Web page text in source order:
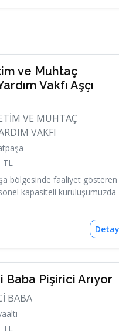
ve Muhtaç
Vakfı Aşçı
VE MUHTAÇ
VAKFI
bölgesinde faaliyet gösteren
kapasiteli kuruluşumuzda
Detay
Pişirici Arıyor
BABA